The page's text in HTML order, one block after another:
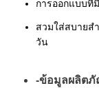
การออกแบบที่
สวมใส่สบายส
วัน
-ข้อมูลผลิต